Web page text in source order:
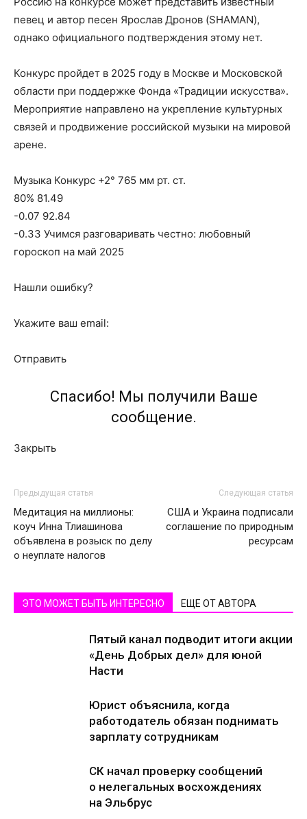
певец и автор песен Ярослав Дронов (SHAMAN),
однако официального подтверждения этому нет.
Конкурс пройдет в 2025 году в Москве и Московской
области при поддержке Фонда «Традиции искусства».
Мероприятие направлено на укрепление культурных
связей и продвижение российской музыки на мировой
арене.
Музыка Конкурс +2° 765 мм рт. ст.
80% 81.49
-0.07 92.84
-0.33 Учимся разговаривать честно: любовный
гороскоп на май 2025
Нашли ошибку?
Укажите ваш email:
Отправить
Спасибо! Мы получили Ваше
сообщение.
Закрыть
Предыдущая статья
Медитация на миллионы:
коуч Инна Тлиашинова
объявлена в розыск по делу
о неуплате налогов
Следующая статья
США и Украина подписали
соглашение по природным
ресурсам
ЭТО МОЖЕТ БЫТЬ ИНТЕРЕСНО ЕЩЕ ОТ АВТОРА
Пятый канал подводит итоги акции
«День Добрых дел» для юной
Насти
Юрист объяснила, когда
работодатель обязан поднимать
зарплату сотрудникам
СК начал проверку сообщений
о нелегальных восхождениях
на Эльбрус